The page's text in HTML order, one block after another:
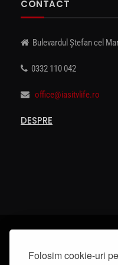
Folosim cookie-uri
CONTACT
Bulevardul Ștefan cel
0332 110 042
office@iasitvlife.ro
DESPRE